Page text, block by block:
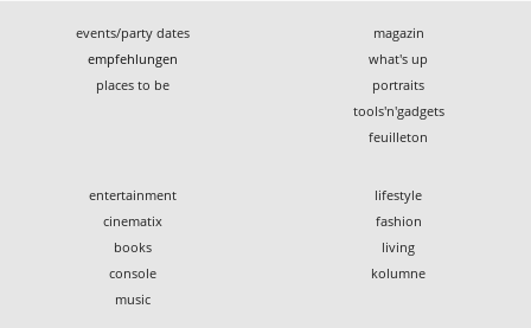
events/party dates
empfehlungen
places to be
magazin
what's up
portraits
tools'n'gadgets
feuilleton
entertainment
cinematix
books
console
music
lifestyle
fashion
living
kolumne